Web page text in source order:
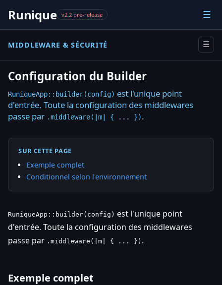
Runique v2.2 pre-release ☰
MIDDLEWARE & SÉCURITÉ ☰
Configuration du Builder
RuniqueApp::builder(config) est l'unique point
d'entrée. Toute la configuration des middlewares
passe par .middleware(|m| { ... }).
SUR CETTE PAGE
Exemple complet
Conditionnel selon l'environnement
RuniqueApp::builder(config) est l'unique point
d'entrée. Toute la configuration des middlewares
passe par .middleware(|m| { ... }) .
Exemple complet